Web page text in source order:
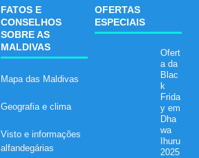
FATOS E
CONSELHOS
SOBRE AS
MALDIVAS
Mapa das Maldivas
Geografia e clima
Visto e informações
alfandegárias
OFERTAS
ESPECIAIS
Ofert
a da
Blac
k
Frida
y em
Dha
wa
Ihuru
2025